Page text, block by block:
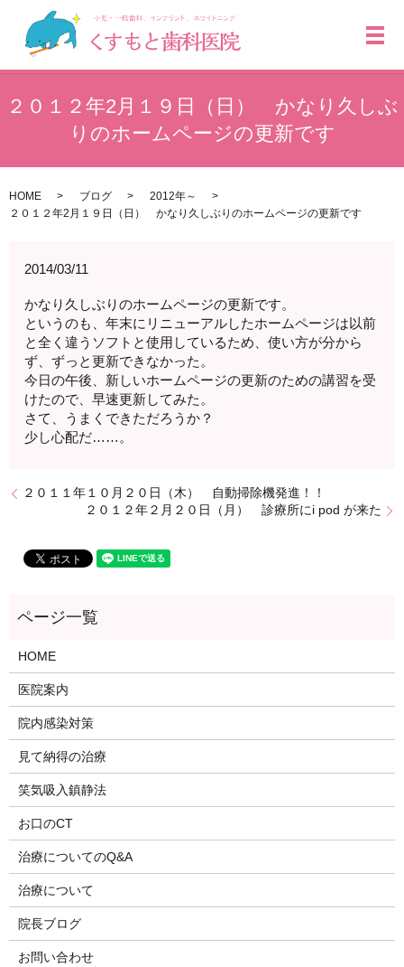
メ
２０１２年2月１９日（日） かなり久しぶ
りのホームページの更新です
HOME ブログ
2012年～
２０１２年2月１９日（日） かなり久しぶりのホームページの更新です
2014/03/11
かなり久しぶりのホームページの更新です。
というのも、年末にリニューアルしたホームページは以前
と全く違うソフトと使用しているため、使い方が分から
ず、ずっと更新できなかった。
今日の午後、新しいホームページの更新のための講習を受
けたので、早速更新してみた。
さて、うまくできただろうか？
少し心配だ……。
２０１１年１０月２０日（木） 自動掃除機発進！！
２０１２年２月２０日（月） 診療所にi pod が来た
HOME
医院案内
院内感染対策
見て納得の治療
笑気吸入鎮静法
お口のCT
治療についてのQ&A
治療について
院長ブログ
お問い合わせ